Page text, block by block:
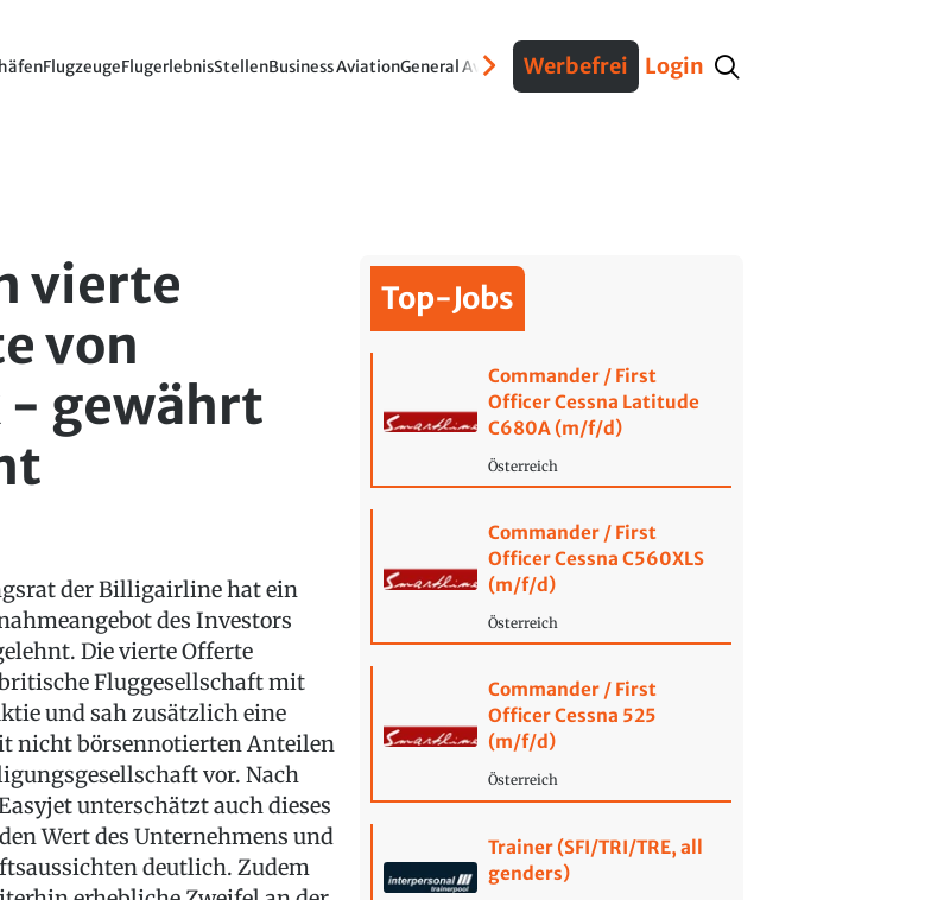
FlugzeugeFlugerlebnisStellenBusiness AviationGeneral AviationVerteidigungInterviews Fracht
Werbefrei Login
vierte
von
- gewährt
der Billigairline hat ein
des Investors
Die vierte Offerte
Fluggesellschaft mit
und sah zusätzlich eine
nicht börsennotierten Anteilen
vor. Nach
unterschätzt auch dieses
Wert des Unternehmens und
deutlich. Zudem
Top-Jobs
Commander / First
Officer Cessna Latitude
C680A (m/f/d)
Österreich
Commander / First
Officer Cessna C560XLS
(m/f/d)
Österreich
Commander / First
Officer Cessna 525
(m/f/d)
Österreich
Trainer (SFI/TRI/TRE, all
genders)